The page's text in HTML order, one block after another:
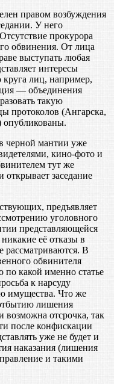
правом возбуждения
У него
прокурора
обвинения. От лица
выступать любая
интересы
лиц, например,
— объединения
такую
протоколов (Ангарска,
опубликованы.
черной мантии уже
кино-фото и
тут же
открывает заседание
предъявляет
уголовного
представляющейся
её отказы в
рассматриваются. В
обвинителя
по какой именно статье
к нарсуду
имущества. Что же
лишения
отсрочка, так
после конфискации
уже не будет и
наказания (лишения
и такими